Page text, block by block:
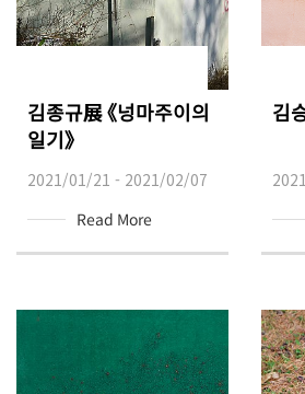
김종규展 《넝마주이의
일기》
2021/01/21 - 2021/02/07
Read More
김